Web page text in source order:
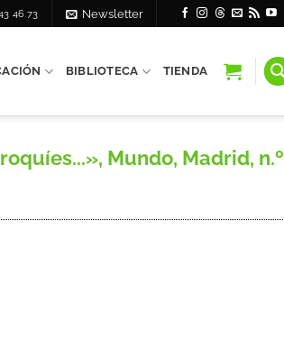
46 73 Newsletter
BIBLIOTECA TIENDA
Mundo, Madrid, n.º